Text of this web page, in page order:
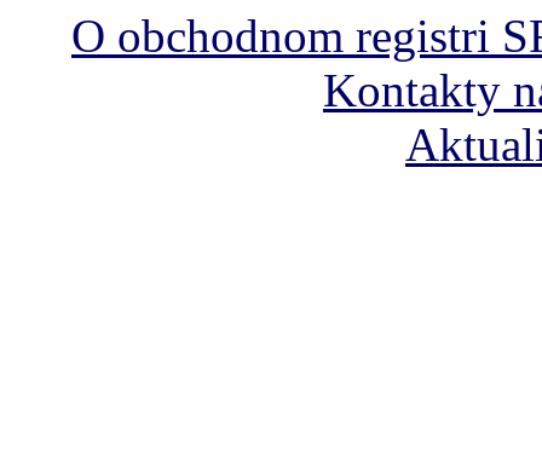
O obchodnom registri
Kontakty